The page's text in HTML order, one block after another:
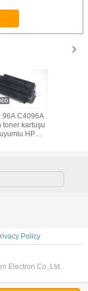
96A C4096A
toner kartuşu
uyumlu HP
Policy
Electron Co.,Ltd.